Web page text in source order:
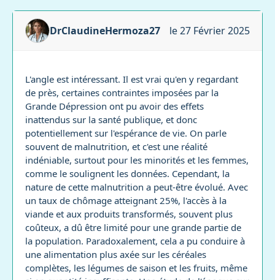
DrClaudineHermoza27 le 27 Février 2025
L'angle est intéressant. Il est vrai qu'en y regardant
de près, certaines contraintes imposées par la
Grande Dépression ont pu avoir des effets
inattendus sur la santé publique, et donc
potentiellement sur l'espérance de vie. On parle
souvent de malnutrition, et c'est une réalité
indéniable, surtout pour les minorités et les femmes,
comme le soulignent les données. Cependant, la
nature de cette malnutrition a peut-être évolué. Avec
un taux de chômage atteignant 25%, l'accès à la
viande et aux produits transformés, souvent plus
coûteux, a dû être limité pour une grande partie de
la population. Paradoxalement, cela a pu conduire à
une alimentation plus axée sur les céréales
complètes, les légumes de saison et les fruits, même